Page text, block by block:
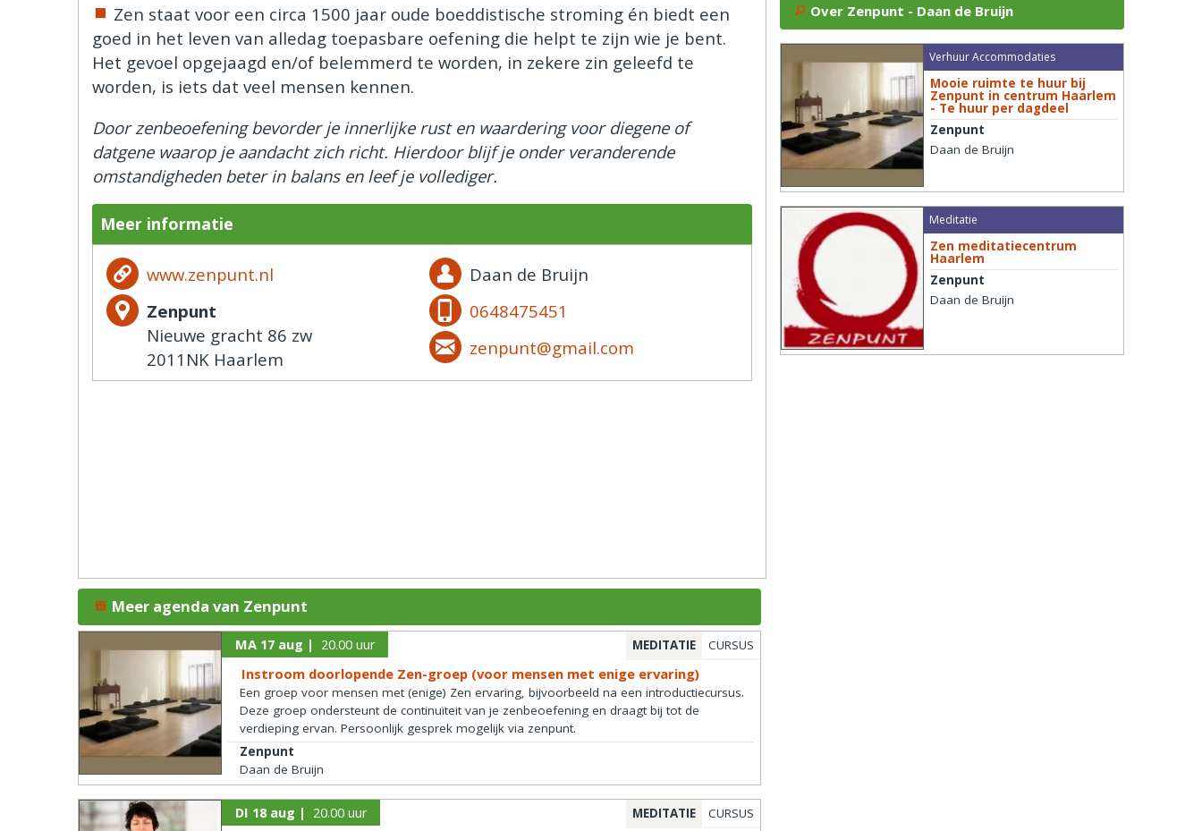
Zen staat voor een circa 1500 jaar oude boeddistische stroming én biedt een
goed in het leven van alledag toepasbare oefening die helpt te zijn wie je bent.
Het gevoel opgejaagd en/of belemmerd te worden, in zekere zin geleefd te
worden, is iets dat veel mensen kennen.
Door zenbeoefening bevorder je innerlijke rust en waardering voor diegene of
datgene waarop je aandacht zich richt. Hierdoor blijf je onder veranderende
omstandigheden beter in balans en leef je vollediger.
Meer informatie
www.zenpunt.nl
Zenpunt
Nieuwe gracht 86 zw
2011NK Haarlem
Daan de Bruijn
0648475451
zenpunt@gmail.com
Over Zenpunt - Daan de Bruijn
Verhuur Accommodaties
Mooie ruimte te huur bij
Zenpunt in centrum Haarlem
- Te huur per dagdeel
Zenpunt
Daan de Bruijn
Meditatie
Zen meditatiecentrum
Haarlem
Zenpunt
Daan de Bruijn
Meer agenda van Zenpunt
MA 17 aug | 20.00 uur CURSUS
MEDITATIE
Instroom doorlopende Zen-groep (voor mensen met enige ervaring)
Een groep voor mensen met (enige) Zen ervaring, bijvoorbeeld na een introductiecursus.
Deze groep ondersteunt de continuïteit van je zenbeoefening en draagt bij tot de
verdieping ervan. Persoonlijk gesprek mogelijk via zenpunt.
Zenpunt
Daan de Bruijn
DI 18 aug | 20.00 uur CURSUS
MEDITATIE